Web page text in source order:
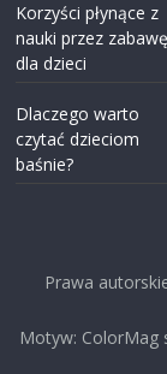
Korzyści płynące z
nauki przez zabawę
dla dzieci
Dlaczego warto
czytać dzieciom
baśnie?
Prawa
Motyw: ColorMag